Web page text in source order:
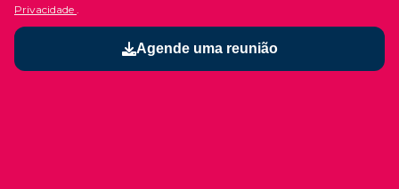
Privacidade .
Agende uma reunião